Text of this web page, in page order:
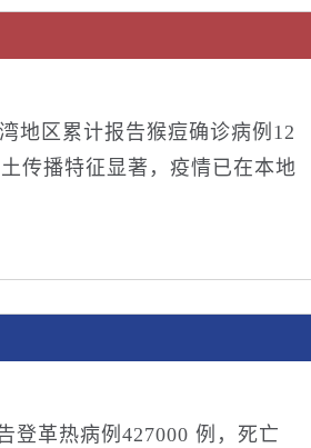
地区累计报告猴痘确诊病例12
传播特征显著，疫情已在本地
登革热病例427000 例，死亡